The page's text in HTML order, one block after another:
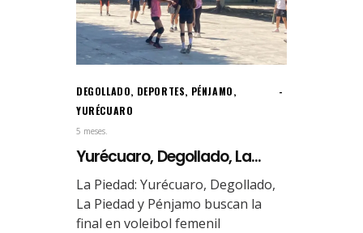
DEGOLLADO, DEPORTES, PÉNJAMO,
YURÉCUARO
5 meses.
Yurécuaro, Degollado, La...
La Piedad: Yurécuaro, Degollado,
La Piedad y Pénjamo buscan la
final en voleibol femenil